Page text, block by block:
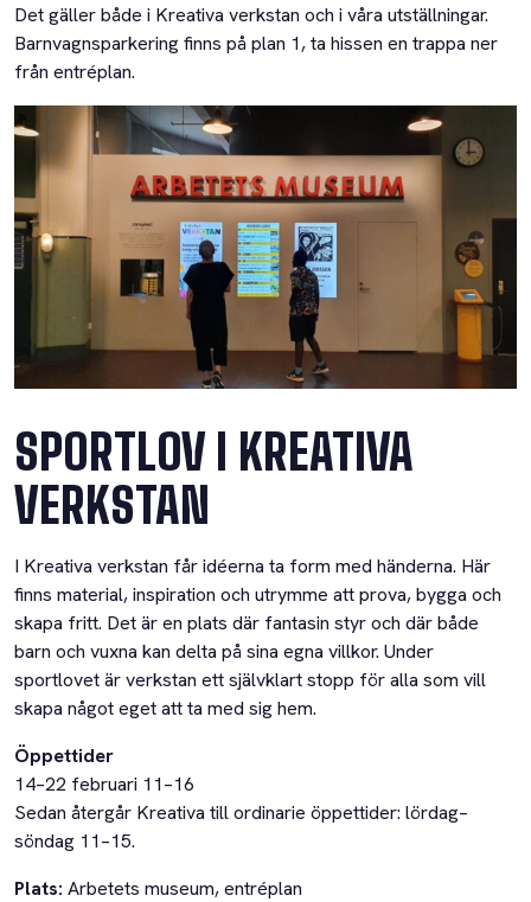
Det gäller både i Kreativa verkstan och i våra utställningar.
Barnvagnsparkering finns på plan 1, ta hissen en trappa ner
från entréplan.
SPORTLOV I KREATIVA
VERKSTAN
I Kreativa verkstan får idéerna ta form med händerna. Här
finns material, inspiration och utrymme att prova, bygga och
skapa fritt. Det är en plats där fantasin styr och där både
barn och vuxna kan delta på sina egna villkor. Under
sportlovet är verkstan ett självklart stopp för alla som vill
skapa något eget att ta med sig hem.
Öppettider
14–22 februari 11–16
Sedan återgår Kreativa till ordinarie öppettider: lördag–
söndag 11–15.
Plats: Arbetets museum, entréplan